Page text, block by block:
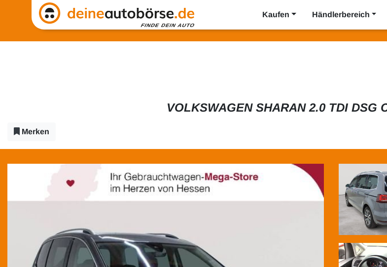
Kaufen Händlerbereich
VOLKSWAGEN SHARAN 2.0 TDI DSG
Merken